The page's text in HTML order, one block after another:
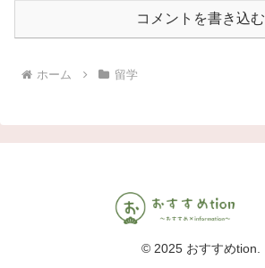
コメントを書き込む
ホーム 留学
© 2025 おすすめtion.